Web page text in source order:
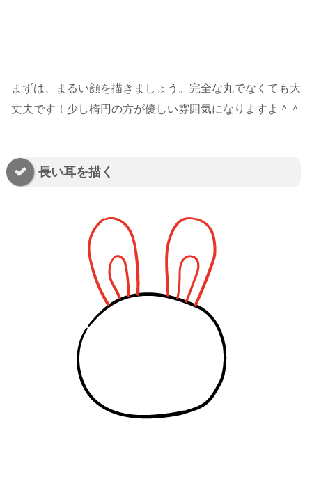
まずは、まるい顔を描きましょう。完全な丸でなくても大
丈夫です！少し楕円の方が優しい雰囲気になりますよ＾＾
長い耳を描く